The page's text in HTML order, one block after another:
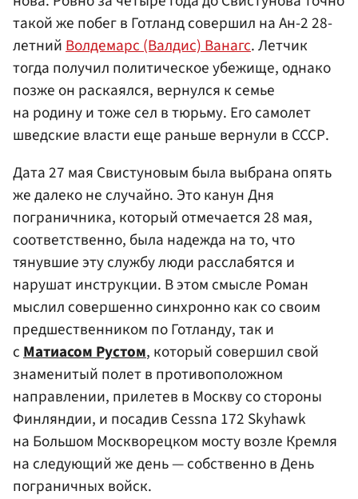
такой же побег в Готланд совершил на Ан-2 28-
летнийВолдемарс (Валдис) Ванагс. Летчик
тогда получил политическое убежище, однако
позже он раскаялся, вернулся к семье
на родину и тоже сел в тюрьму. Его самолет
шведские власти еще раньше вернули в СССР.
Дата 27 мая Свистуновым была выбрана опять
же далеко не случайно. Это канун Дня
пограничника, который отмечается 28 мая,
соответственно, была надежда на то, что
тянувшие эту службу люди расслабятся и
нарушат инструкции. В этом смысле Роман
мыслил совершенно синхронно как со своим
предшественником по Готланду, так и
сМатиасом Рустом, который совершил свой
знаменитый полет в противоположном
направлении, прилетев в Москву со стороны
Финляндии, и посадив Cessna 172 Skyhawk
на Большом Москворецком мосту возле Кремля
на следующий же день — собственно в День
пограничных войск.